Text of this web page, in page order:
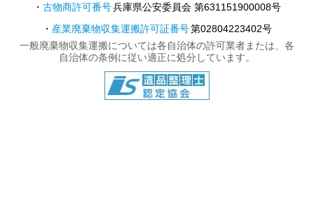
古物商許可番号兵庫県公安委員会 第631151900008号
産業廃棄物収集運搬許可証番号第02804223402号
一般廃棄物収集運搬については各自治体の許可業者または、各
自治体の条例に従い適正に処分しています。